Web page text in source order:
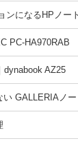
ンになるHPノー
PC-HA970RAB
dynabook AZ25
い GALLERIAノ